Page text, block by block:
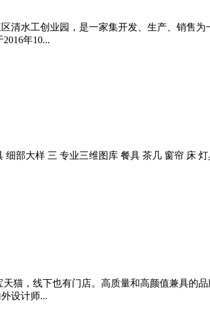
水工创业园，是一家集开发、生产、销售为
年10...
部大样 三 专业三维图库 餐具 茶几 窗帘 床
，线下也有门店。高质量和高颜值兼具的品
设计师...